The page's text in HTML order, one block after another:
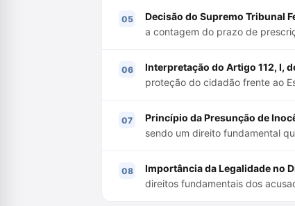
Decisão do Supremo Tribunal
a contagem do prazo de
Interpretação do Artigo 112, I,
proteção do cidadão frente ao
Princípio da Presunção de
sendo um direito fundamental
Importância da Legalidade no
direitos fundamentais dos